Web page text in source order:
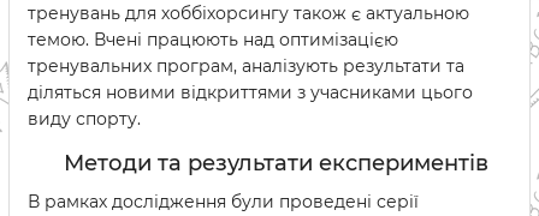
тренувань для хоббіхорсингу також є актуальною
темою. Вчені працюють над оптимізацією
тренувальних програм, аналізують результати та
діляться новими відкриттями з учасниками цього
виду спорту.
Методи та результати експериментів
В рамках дослідження були проведені серії